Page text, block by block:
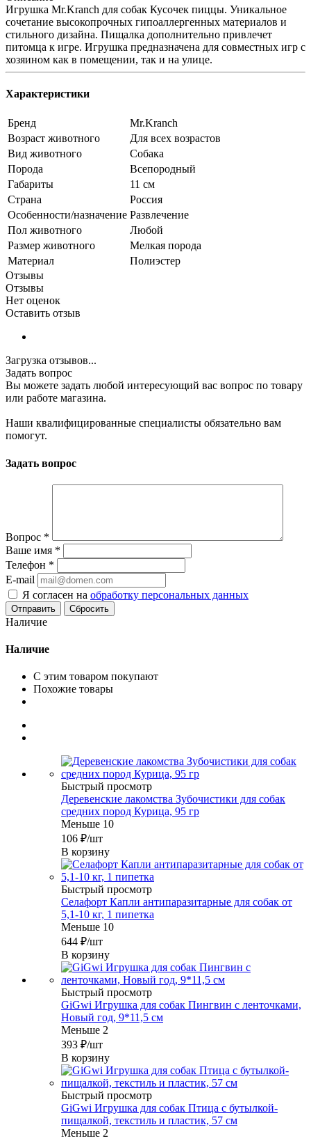
Игрушка Mr.Kranch для собак Кусочек пиццы. Уникальное
сочетание высокопрочных гипоаллергенных материалов и
стильного дизайна. Пищалка дополнительно привлечет
питомца к игре. Игрушка предназначена для совместных игр с
хозяином как в помещении, так и на улице.
Характеристики
Бренд
Mr.Kranch
Возраст животного
Для всех возрастов
Вид животного
Собака
Порода
Всепородный
Габариты
11 см
Страна
Россия
Особенности/назначение Развлечение
Пол животного
Любой
Размер животного
Мелкая порода
Материал
Полиэстер
Отзывы
Отзывы
Нет оценок
Оставить отзыв
Загрузка отзывов...
Задать вопрос
Вы можете задать любой интересующий вас вопрос по товару
или работе магазина.
Наши квалифицированные специалисты обязательно вам
помогут.
Задать вопрос
Вопрос *
Ваше имя *
Телефон *
E-mail
Я согласен на обработку персональных данных
Сбросить
Наличие
Наличие
С этим товаром покупают
Похожие товары
Быстрый просмотр
Деревенские лакомства Зубочистики для собак
средних пород Курица, 95 гр
Меньше 10
106 ₽/шт
В корзину
Быстрый просмотр
Селафорт Капли антипаразитарные для собак от
5,1-10 кг, 1 пипетка
Меньше 10
644 ₽/шт
В корзину
Быстрый просмотр
GiGwi Игрушка для собак Пингвин с ленточками,
Новый год, 9*11,5 см
Меньше 2
393 ₽/шт
В корзину
Быстрый просмотр
GiGwi Игрушка для собак Птица с бутылкой-
пищалкой, текстиль и пластик, 57 см
Меньше 2